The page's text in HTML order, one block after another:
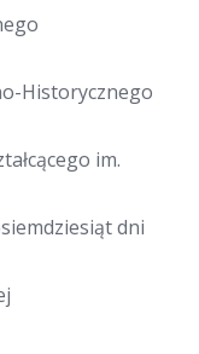
Historycznego
im.
dni